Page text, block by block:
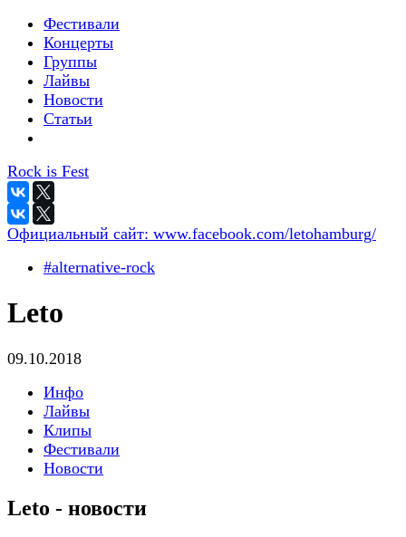
Фестивали
Концерты
Группы
Лайвы
Новости
Статьи
Rock is Fest
Официальный сайт: www.facebook.com/letohamburg/
#alternative-rock
Leto
09.10.2018
Инфо
Лайвы
Клипы
Фестивали
Новости
Leto - новости